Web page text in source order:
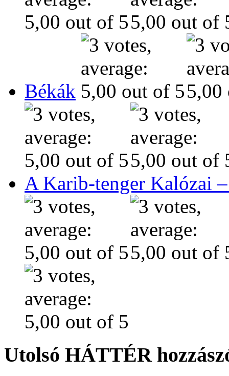
Békák
A Karib-tenger Kalózai
Utolsó HÁTTÉR